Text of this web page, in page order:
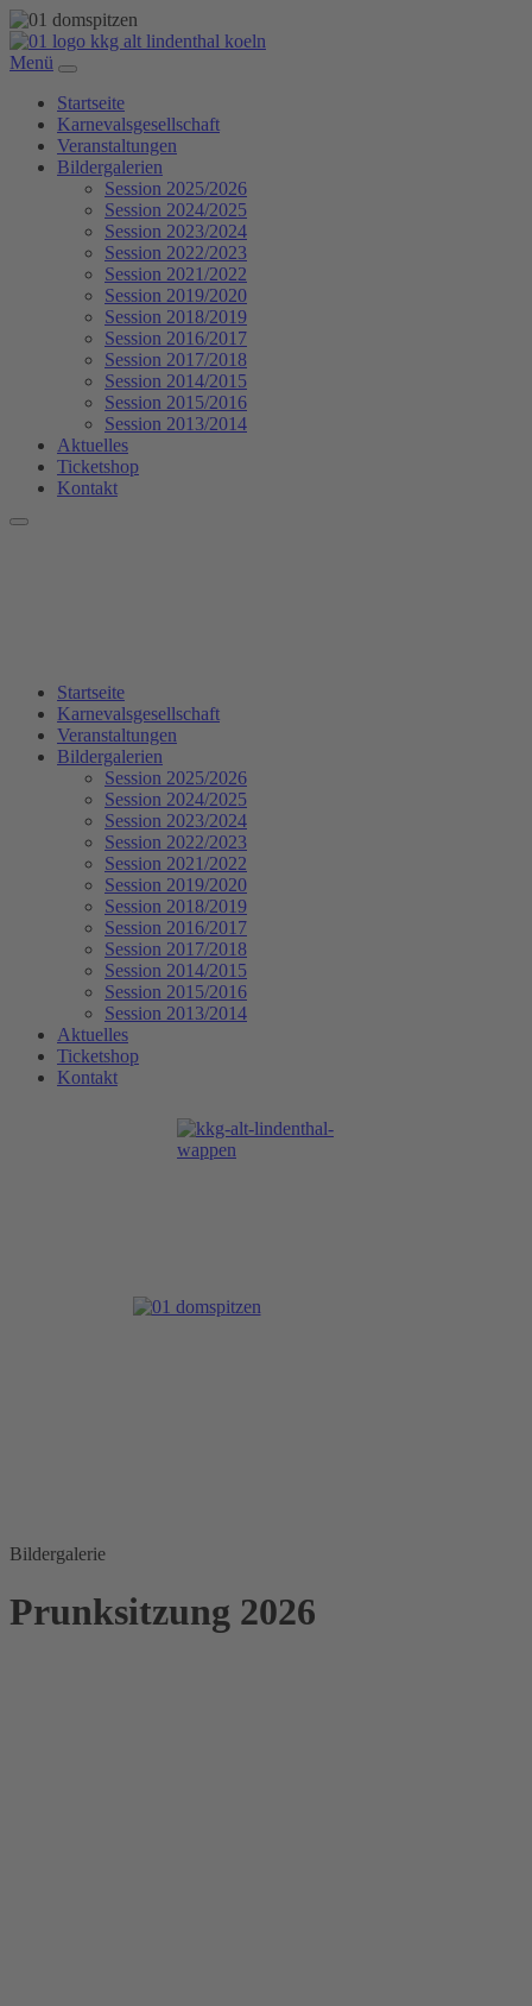
Menü
Startseite
Karnevalsgesellschaft
Veranstaltungen
Bildergalerien
Session 2025/2026
Session 2024/2025
Session 2023/2024
Session 2022/2023
Session 2021/2022
Session 2019/2020
Session 2018/2019
Session 2016/2017
Session 2017/2018
Session 2014/2015
Session 2015/2016
Session 2013/2014
Aktuelles
Ticketshop
Kontakt
Startseite
Karnevalsgesellschaft
Veranstaltungen
Bildergalerien
Session 2025/2026
Session 2024/2025
Session 2023/2024
Session 2022/2023
Session 2021/2022
Session 2019/2020
Session 2018/2019
Session 2016/2017
Session 2017/2018
Session 2014/2015
Session 2015/2016
Session 2013/2014
Aktuelles
Ticketshop
Kontakt
Bildergalerie
Prunksitzung 2026